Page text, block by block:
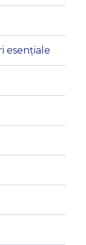
esențiale